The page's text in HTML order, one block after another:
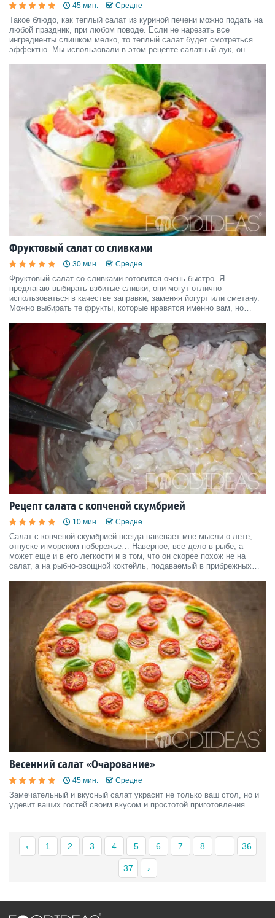
45 мин. Средне
Такое блюдо, как теплый салат из куриной печени можно подать на
любой праздник, при любом поводе. Если не нарезать все
ингредиенты слишком мелко, то теплый салат будет смотреться
эффектно. Мы использовали в этом рецепте салатный лук, он
Фруктовый салат со сливками
30 мин. Средне
Фруктовый салат со сливками готовится очень быстро. Я
предлагаю выбирать взбитые сливки, они могут отлично
использоваться в качестве заправки, заменяя йогурт или сметану.
Можно выбирать те фрукты, которые нравятся именно вам, но
Рецепт салата с копченой скумбрией
10 мин. Средне
Салат с копченой скумбрией всегда навевает мне мысли о лете,
отпуске и морском побережье… Наверное, все дело в рыбе, а
может еще и в его легкости и в том, что он скорее похож не на
салат, а на рыбно-овощной коктейль, подаваемый в прибрежных
скумбрии очень прост, он не потребует от вас больш
Весенний салат «Очарование»
45 мин. Средне
Замечательный и вкусный салат украсит не только ваш стол, но и
удевит ваших гостей своим вкусом и простотой приготовления.
‹ 1 2 3 4 5 6 7 8 36
37 ›